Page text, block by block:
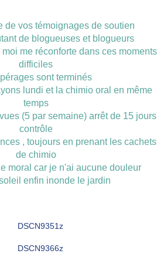
de vos témoignages de soutien
de blogueuses et blogueurs
me réconforte dans ces moments
difficiles
sont terminés
lundi et la chimio oral en même
temps
(5 par semaine) arrêt de 15 jours
contrôle
, toujours en prenant les cachets
de chimio
moral car je n'ai aucune douleur
enfin inonde le jardin